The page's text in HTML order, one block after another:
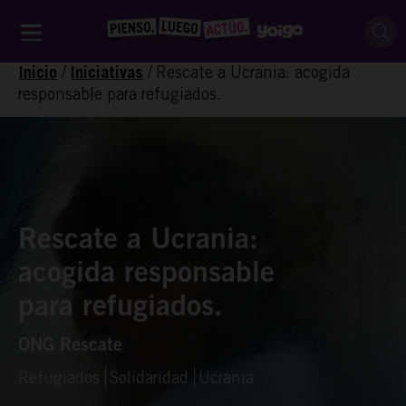
Inicio / Iniciativas / Rescate a Ucrania: acogida
responsable para refugiados.
Rescate a Ucrania:
acogida responsable
para refugiados.
ONG Rescate
Refugiados Solidaridad Ucrania